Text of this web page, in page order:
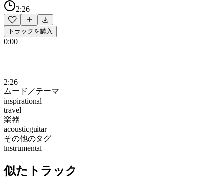
2:26
トラックを購入
0:00
2:26
ムード／テーマ
inspirational
travel
楽器
acousticguitar
その他のタグ
instrumental
似たトラック